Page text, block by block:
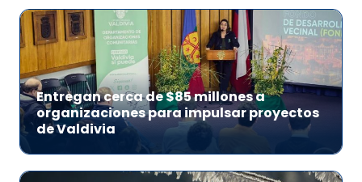
Entregan cerca de $85 millones a
organizaciones para impulsar proyectos
de Valdivia